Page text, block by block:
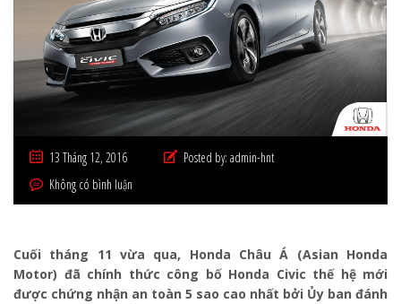
13 Tháng 12, 2016 Posted by: admin-hnt
Không có bình luận
Cuối tháng 11 vừa qua, Honda Châu Á (Asian Honda
Motor) đã chính thức công bố Honda Civic thế hệ mới
được chứng nhận an toàn 5 sao cao nhất bởi Ủy ban đánh